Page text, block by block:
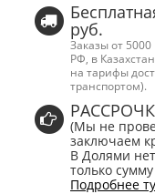
руб.
Заказы от 5000
РФ, в
на тарифы
транспортом).
(Мы не
заключаем
В Долями
только
Подробнее